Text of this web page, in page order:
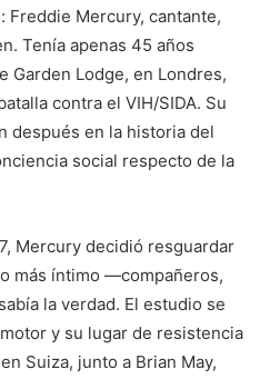
Freddie Mercury, cantante,
Tenía apenas 45 años
Garden Lodge, en Londres,
contra el VIH/SIDA. Su
después en la historia del
social respecto de la
Mercury decidió resguardar
más íntimo —compañeros,
la verdad. El estudio se
y su lugar de resistencia
Suiza, junto a Brian May,